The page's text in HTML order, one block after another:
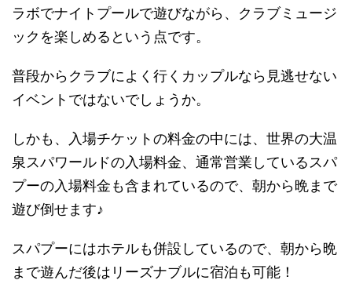
ラボでナイトプールで遊びながら、クラブミュージ
ックを楽しめるという点です。
普段からクラブによく行くカップルなら見逃せない
イベントではないでしょうか。
しかも、入場チケットの料金の中には、世界の大温
泉スパワールドの入場料金、通常営業しているスパ
プーの入場料金も含まれているので、朝から晩まで
遊び倒せます♪
スパプーにはホテルも併設しているので、朝から晩
まで遊んだ後はリーズナブルに宿泊も可能！